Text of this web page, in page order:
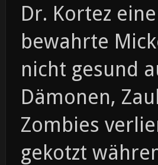
Dr. Kortez
bewahrte
nicht gesund
Dämonen,
Zombies
gekotzt